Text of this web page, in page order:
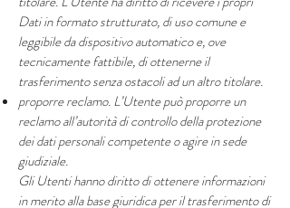
Dati in formato strutturato, di uso comune e
leggibile da dispositivo automatico e, ove
tecnicamente fattibile, di ottenerne il
trasferimento senza ostacoli ad un altro titolare.
proporre reclamo. L’Utente può proporre un
reclamo all’autorità di controllo della protezione
dei dati personali competente o agire in sede
giudiziale.
Gli Utenti hanno diritto di ottenere informazioni
in merito alla base giuridica per il trasferimento di